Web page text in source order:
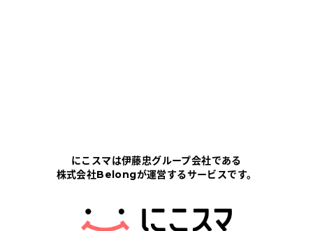
にこスマについて
サポートセンター
にこスマは伊藤忠グループ会社である
株式会社Belongが運営するサービスです。